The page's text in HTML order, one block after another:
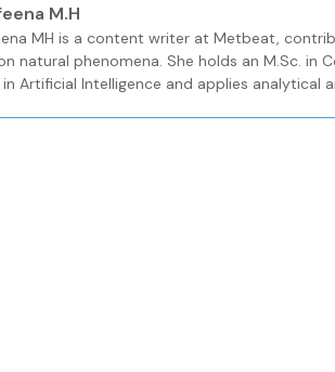
M.H
MH is a content writer at Metbeat,
natural phenomena. She holds an M.Sc. in
Artificial Intelligence and applies analytical